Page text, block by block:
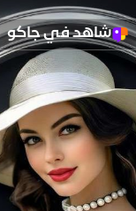
شاهد في جاكو